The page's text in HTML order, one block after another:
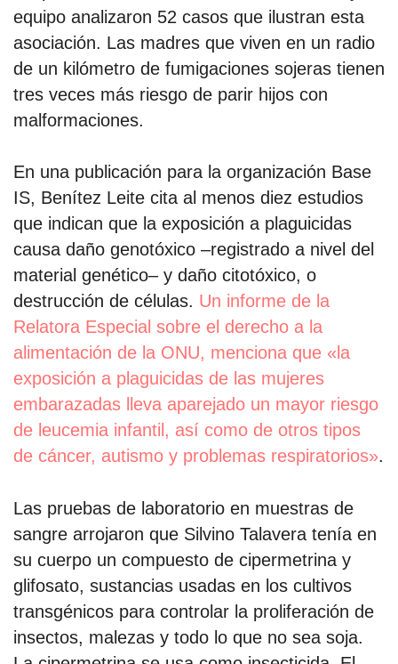
equipo analizaron 52 casos que ilustran esta
asociación. Las madres que viven en un radio
de un kilómetro de fumigaciones sojeras tienen
tres veces más riesgo de parir hijos con
malformaciones.
En una publicación para la organización Base
IS, Benítez Leite cita al menos diez estudios
que indican que la exposición a plaguicidas
causa daño genotóxico –registrado a nivel del
material genético– y daño citotóxico, o
destrucción de células. Un informe de la
Relatora Especial sobre el derecho a la
alimentación de la ONU, menciona que «la
exposición a plaguicidas de las mujeres
embarazadas lleva aparejado un mayor riesgo
de leucemia infantil, así como de otros tipos
de cáncer, autismo y problemas respiratorios».
Las pruebas de laboratorio en muestras de
sangre arrojaron que Silvino Talavera tenía en
su cuerpo un compuesto de cipermetrina y
glifosato, sustancias usadas en los cultivos
transgénicos para controlar la proliferación de
insectos, malezas y todo lo que no sea soja.